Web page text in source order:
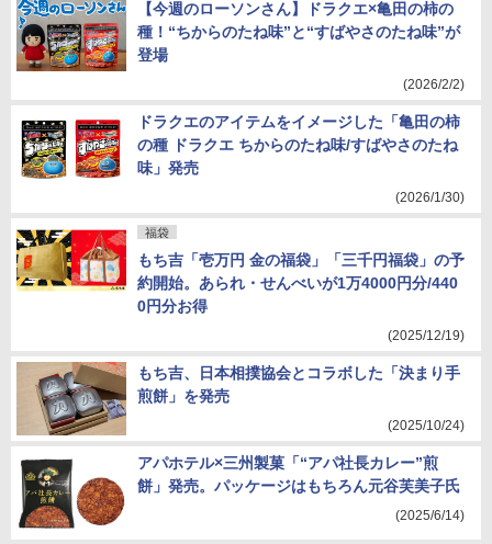
【今週のローソンさん】ドラクエ×亀田の柿の
種！“ちからのたね味”と“すばやさのたね味”が
登場
(2026/2/2)
ドラクエのアイテムをイメージした「亀田の柿
の種 ドラクエ ちからのたね味/すばやさのたね
味」発売
(2026/1/30)
福袋
もち吉「壱万円 金の福袋」「三千円福袋」の予
約開始。あられ・せんべいが1万4000円分/440
0円分お得
(2025/12/19)
もち吉、日本相撲協会とコラボした「決まり手
煎餅」を発売
(2025/10/24)
アパホテル×三州製菓「“アパ社長カレー”煎
餅」発売。パッケージはもちろん元谷芙美子氏
(2025/6/14)